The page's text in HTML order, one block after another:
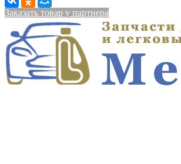
Заказать товар у партнера